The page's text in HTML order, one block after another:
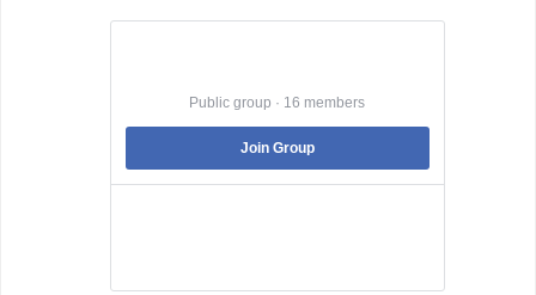
Public group · 16 members
Join Group